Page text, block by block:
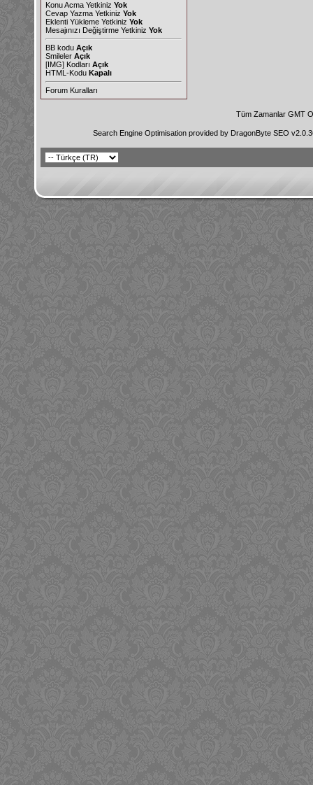
Konu Acma Yetkiniz Yok
Cevap Yazma Yetkiniz Yok
Eklenti Yükleme Yetkiniz Yok
Mesajınızı Değiştirme Yetkiniz Yok
BB kodu Açık
Smileler Açık
[IMG] Kodları Açık
HTML-Kodu Kapalı
Forum Kuralları
Tüm Zamanlar GMT
Search Engine Optimisation provided by DragonByte SEO